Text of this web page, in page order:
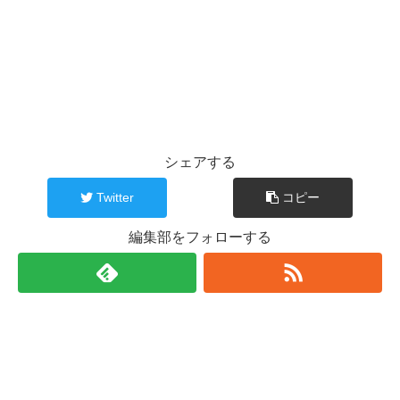
シェアする
Twitter コピー
編集部をフォローする